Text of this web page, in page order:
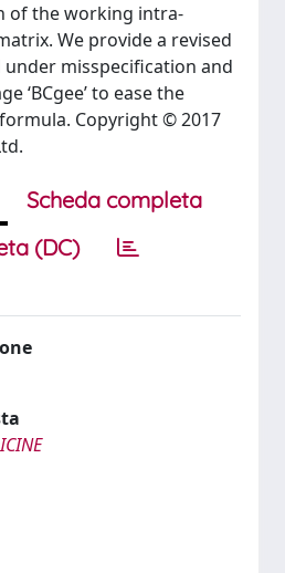
of the working intra-
We provide a revised
misspecification and
‘BCgee’ to ease the
Copyright © 2017
Scheda completa
(DC)